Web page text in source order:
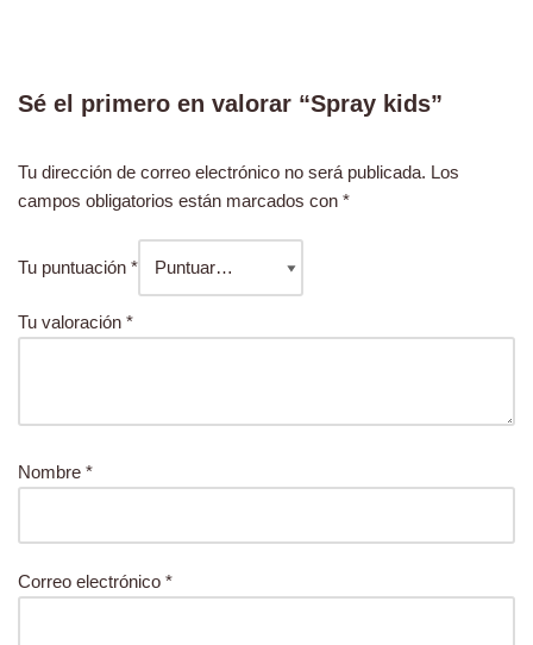
Sé el primero en valorar “Spray kids”
Tu dirección de correo electrónico no será publicada. Los
campos obligatorios están marcados con *
Tu puntuación *
Tu valoración *
Nombre *
Correo electrónico *